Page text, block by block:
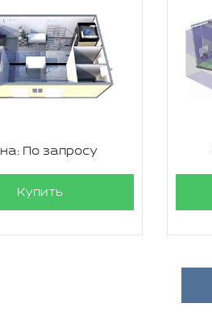
По запросу
Купить